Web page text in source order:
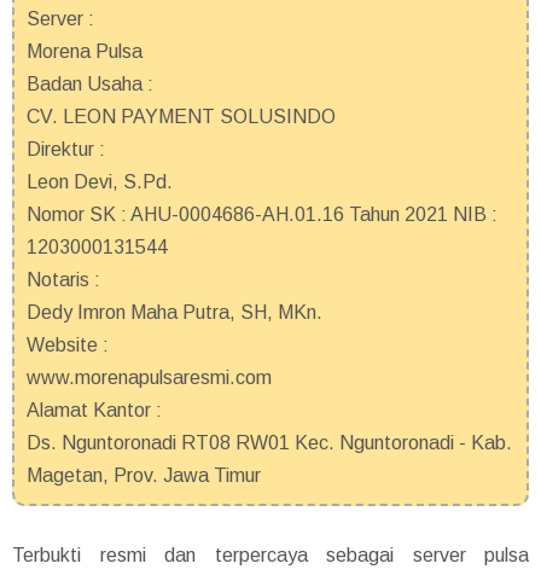
Server :
Morena Pulsa
Badan Usaha :
CV. LEON PAYMENT SOLUSINDO
Direktur :
Leon Devi, S.Pd.
Nomor SK : AHU-0004686-AH.01.16 Tahun 2021 NIB :
1203000131544
Notaris :
Dedy Imron Maha Putra, SH, MKn.
Website :
www.morenapulsaresmi.com
Alamat Kantor :
Ds. Nguntoronadi RT08 RW01 Kec. Nguntoronadi - Kab.
Magetan, Prov. Jawa Timur
Terbukti resmi dan terpercaya sebagai server pulsa